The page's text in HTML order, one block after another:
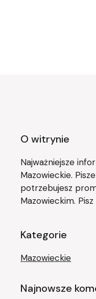
O witrynie
Najważniejsze
Mazowieckie.
potrzebujesz
Mazowieckim. Pisz
Kategorie
Mazowieckie
Najnowsze